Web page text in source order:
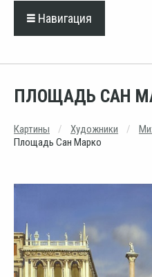
Навигация
ПЛОЩАДЬ САН
Картины Художники
Площадь Сан Марко